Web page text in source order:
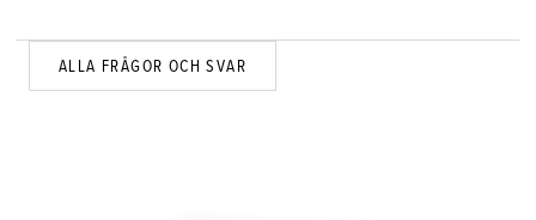
ALLA FRÅGOR OCH SVAR